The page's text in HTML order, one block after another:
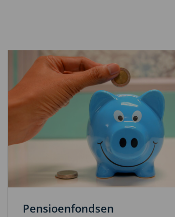
Pensioenfondsen
over
Lees
verder